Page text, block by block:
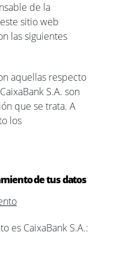
de la
sitio web
las siguientes
aquellas respecto
S.A. son
que se trata. A
los
de tus datos
es CaixaBank S.A.: